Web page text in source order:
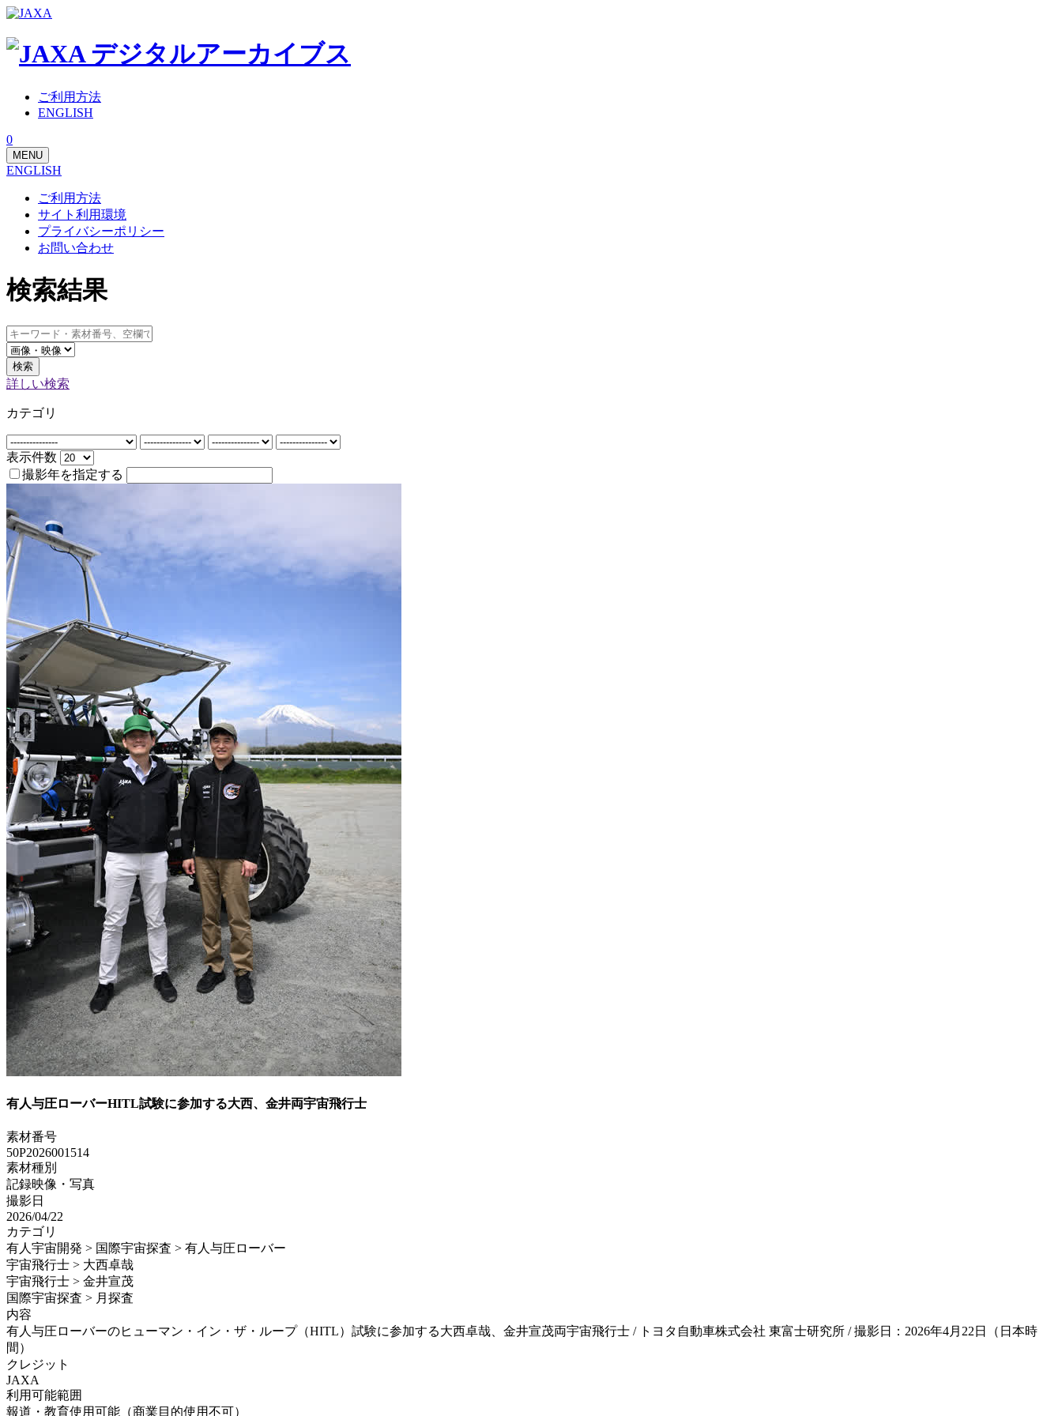
ご利用方法
ENGLISH
0
MENU
ENGLISH
ご利用方法
サイト利用環境
プライバシーポリシー
お問い合わせ
検索結果
検索
詳しい検索
カテゴリ
表示件数
撮影年を指定する
有人与圧ローバーHITL試験に参加する大西、金井両宇宙飛行士
素材番号
50P2026001514
素材種別
記録映像・写真
撮影日
2026/04/22
カテゴリ
有人宇宙開発 > 国際宇宙探査 > 有人与圧ローバー
宇宙飛行士 > 大西卓哉
宇宙飛行士 > 金井宣茂
国際宇宙探査 > 月探査
内容
有人与圧ローバーのヒューマン・イン・ザ・ループ（HITL）試験に参加する大西卓哉、金井宣茂両宇宙飛行士 / トヨタ自動車株式会社 東富士研究所 / 撮影日：2026年4月22日（日本時
間）
クレジット
JAXA
利用可能範囲
報道・教育使用可能（商業目的使用不可）